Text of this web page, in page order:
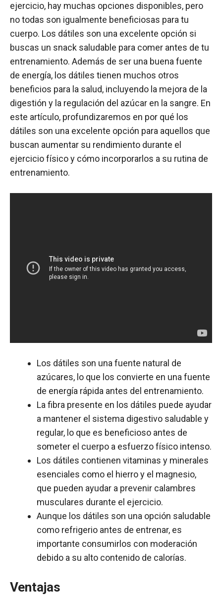
ejercicio, hay muchas opciones disponibles, pero
no todas son igualmente beneficiosas para tu
cuerpo. Los dátiles son una excelente opción si
buscas un snack saludable para comer antes de tu
entrenamiento. Además de ser una buena fuente
de energía, los dátiles tienen muchos otros
beneficios para la salud, incluyendo la mejora de la
digestión y la regulación del azúcar en la sangre. En
este artículo, profundizaremos en por qué los
dátiles son una excelente opción para aquellos que
buscan aumentar su rendimiento durante el
ejercicio físico y cómo incorporarlos a su rutina de
entrenamiento.
Los dátiles son una fuente natural de
azúcares, lo que los convierte en una fuente
de energía rápida antes del entrenamiento.
La fibra presente en los dátiles puede ayudar
a mantener el sistema digestivo saludable y
regular, lo que es beneficioso antes de
someter el cuerpo a esfuerzo físico intenso.
Los dátiles contienen vitaminas y minerales
esenciales como el hierro y el magnesio,
que pueden ayudar a prevenir calambres
musculares durante el ejercicio.
Aunque los dátiles son una opción saludable
como refrigerio antes de entrenar, es
importante consumirlos con moderación
debido a su alto contenido de calorías.
Ventajas